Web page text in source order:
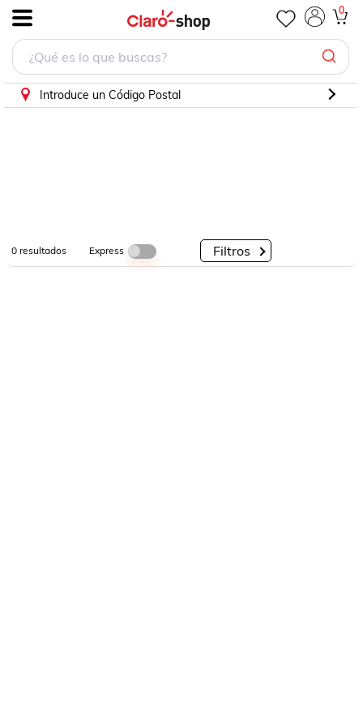
0
Introduce un Código Postal
0resultados Express Filtros
PorCategorías
PorMarcas
PorDescuento